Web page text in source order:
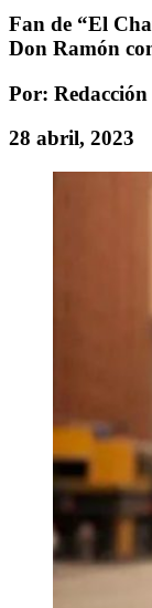
Fan de “El
Don Ramón
Por:
28 abril, 2023